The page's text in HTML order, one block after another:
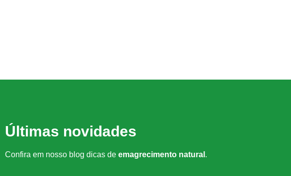
Últimas novidades
Confira em nosso blog dicas de emagrecimento natural .